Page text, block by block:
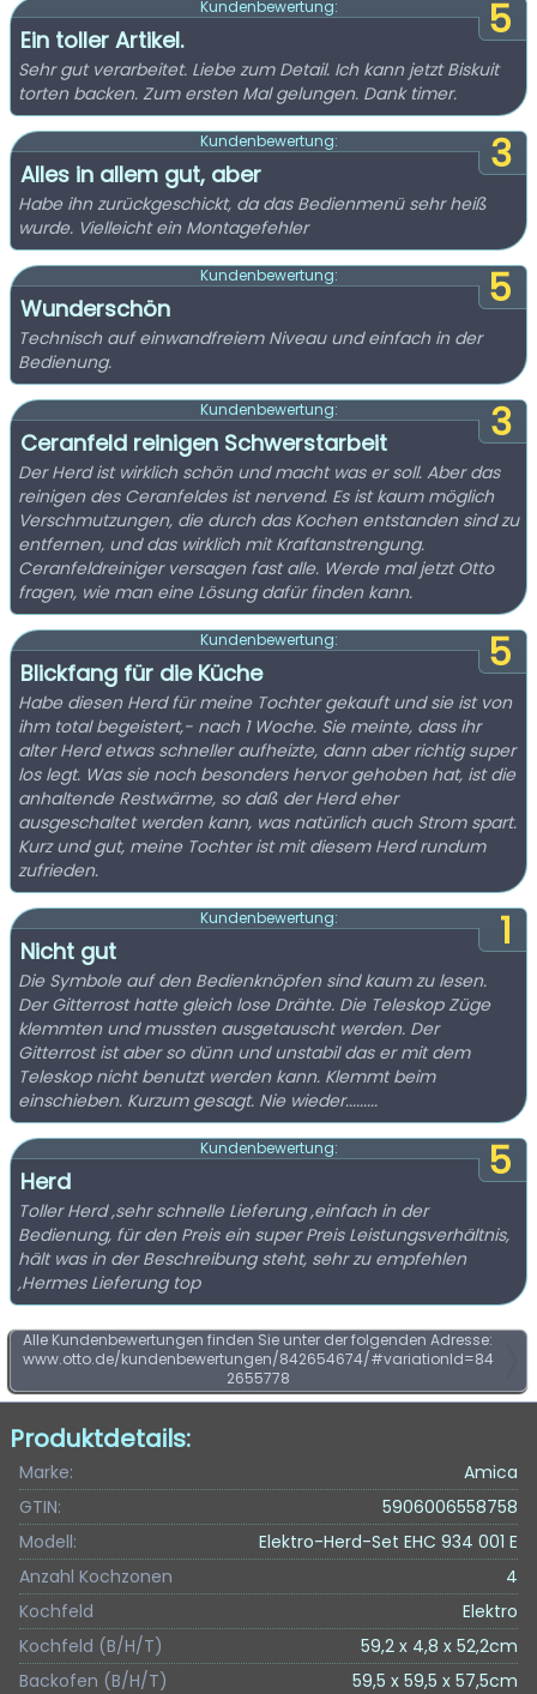
5
Kundenbewertung:
Ein toller Artikel.
Sehr gut verarbeitet. Liebe zum Detail. Ich kann jetzt Biskuit
torten backen. Zum ersten Mal gelungen. Dank timer.
3
Kundenbewertung:
Alles in allem gut, aber
Habe ihn zurückgeschickt, da das Bedienmenü sehr heiß
wurde. Vielleicht ein Montagefehler
5
Kundenbewertung:
Wunderschön
Technisch auf einwandfreiem Niveau und einfach in der
Bedienung.
3
Kundenbewertung:
Ceranfeld reinigen Schwerstarbeit
Der Herd ist wirklich schön und macht was er soll. Aber das
reinigen des Ceranfeldes ist nervend. Es ist kaum möglich
Verschmutzungen, die durch das Kochen entstanden sind zu
entfernen, und das wirklich mit Kraftanstrengung.
Ceranfeldreiniger versagen fast alle. Werde mal jetzt Otto
fragen, wie man eine Lösung dafür finden kann.
5
Kundenbewertung:
Blickfang für die Küche
Habe diesen Herd für meine Tochter gekauft und sie ist von
ihm total begeistert,- nach 1 Woche. Sie meinte, dass ihr
alter Herd etwas schneller aufheizte, dann aber richtig super
los legt. Was sie noch besonders hervor gehoben hat, ist die
anhaltende Restwärme, so daß der Herd eher
ausgeschaltet werden kann, was natürlich auch Strom spart.
Kurz und gut, meine Tochter ist mit diesem Herd rundum
zufrieden.
1
Kundenbewertung:
Nicht gut
Die Symbole auf den Bedienknöpfen sind kaum zu lesen.
Der Gitterrost hatte gleich lose Drähte. Die Teleskop Züge
klemmten und mussten ausgetauscht werden. Der
Gitterrost ist aber so dünn und unstabil das er mit dem
Teleskop nicht benutzt werden kann. Klemmt beim
einschieben. Kurzum gesagt. Nie wieder.........
5
Kundenbewertung:
Herd
Toller Herd ,sehr schnelle Lieferung ,einfach in der
Bedienung, für den Preis ein super Preis Leistungsverhältnis,
hält was in der Beschreibung steht, sehr zu empfehlen
,Hermes Lieferung top
Alle Kundenbewertungen finden Sie unter der folgenden Adresse:
www.otto.de/kundenbewertungen/842654674/#variationId=84
2655778
Produktdetails:
Marke:
Amica
GTIN:
5906006558758
Modell:
Elektro-Herd-Set EHC 934 001 E
Anzahl Kochzonen
4
Kochfeld
Elektro
Kochfeld (B/H/T)
59,2 x 4,8 x 52,2cm
Backofen (B/H/T)
59,5 x 59,5 x 57,5cm